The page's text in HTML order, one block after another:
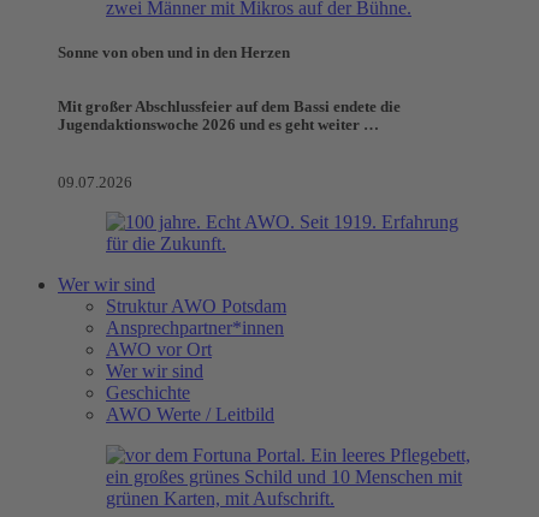
Sonne von oben und in den Herzen
Mit großer Abschlussfeier auf dem Bassi endete die
Jugendaktionswoche 2026 und es geht weiter …
09.07.2026
Wer wir sind
Struktur AWO Potsdam
Ansprechpartner*innen
AWO vor Ort
Wer wir sind
Geschichte
AWO Werte / Leitbild